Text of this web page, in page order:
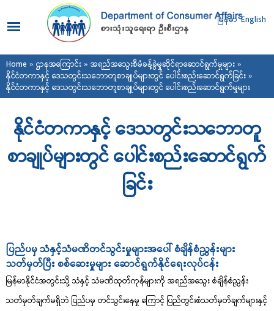
main
content
မြန်မာ English
You are here
Home » ဌာနအကြောင်း» အရည်အသွေးစီမံခန့်ခွဲမှုဆိုင်ရာဆောင်ရွက်မှုများ»
နိုင်ငံတကာနှင့် ဒေသတွင်းသဘောတူစာချုပ်များတွင် ပေါင်းစည်းဆောင်ရွက်ခြင်း»
နိုင်ငံတကာနှင့် ဒေသတွင်းသဘောတူစာချုပ်များတွင် ပေါင်းစည်းဆောင်ရွက်မှုများ
နိုင်ငံတကာနှင့် ဒေသတွင်းသဘောတူ
စာချုပ်များတွင် ပေါင်းစည်းဆောင်ရွက်
ခြင်း
ပြည်ပမှ သံနှင့်သံမဏိတင်သွင်းမှုများအပေါ် စံချိန်စံညွှန်းများ
သတ်မှတ်ပြီး စစ်ဆေးမှုများ‌ ဆောင်ရွက်နိုင်ရေးလုပ်ငန်း
မြန်မာနိုင်ငံအတွင်းသို့ သံနှင့် သံမဏိထုတ်ကုန်များကို အရည်အသွေး စံချိန်စံညွှန်း
သတ်မှတ်ချက်မရှိဘဲ ပြည်ပမှ တင်သွင်းနေမှု ကြောင့် ပြည်တွင်းစံသတ်မှတ်ချက်များနှင့်